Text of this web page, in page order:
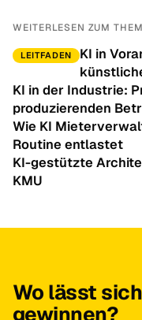
WEITERLESEN ZUM
LEITFADEN
KI in
KI in der Industrie:
produzierenden
Wie KI
Routine entlastet
KI-gestützte
KMU
Wo lässt
gewinnen?